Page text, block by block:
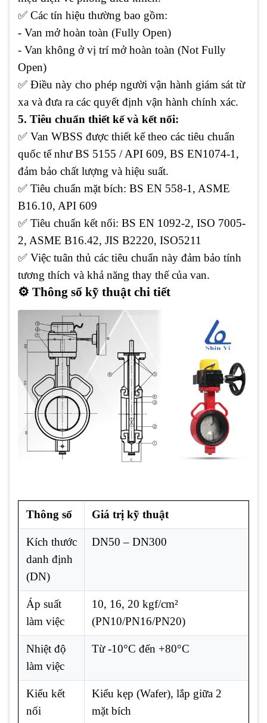
✅ Các tín hiệu thường bao gồm:
- Van mở hoàn toàn (Fully Open)
- Van không ở vị trí mở hoàn toàn (Not Fully
Open)
✅ Điều này cho phép người vận hành giám sát từ
xa và đưa ra các quyết định vận hành chính xác.
5. Tiêu chuẩn thiết kế và kết nối:
✅ Van WBSS được thiết kế theo các tiêu chuẩn
quốc tế như BS 5155 / API 609, BS EN1074-1,
đảm bảo chất lượng và hiệu suất.
✅ Tiêu chuẩn mặt bích: BS EN 558-1, ASME
B16.10, API 609
✅ Tiêu chuẩn kết nối: BS EN 1092-2, ISO 7005-
2, ASME B16.42, JIS B2220, ISO5211
✅ Việc tuân thủ các tiêu chuẩn này đảm bảo tính
tương thích và khả năng thay thế của van.
⚙️ Thông số kỹ thuật chi tiết
Thông số Giá trị kỹ thuật
Kích thước
danh định
(DN)
DN50 – DN300
Áp suất
làm việc
10, 16, 20 kgf/cm²
(PN10/PN16/PN20)
Nhiệt độ
làm việc
Từ -10°C đến +80°C
Kiểu kết
nối
Kiểu kẹp (Wafer), lắp giữa 2
mặt bích